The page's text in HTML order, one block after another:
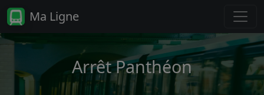
Ma Ligne
Arrêt Panthéon